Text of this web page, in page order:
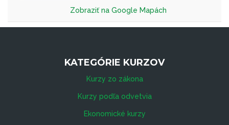
Zobraziť na Google Mapách
KATEGÓRIE KURZOV
Kurzy zo zákona
Kurzy podľa odvetvia
Ekonomické kurzy